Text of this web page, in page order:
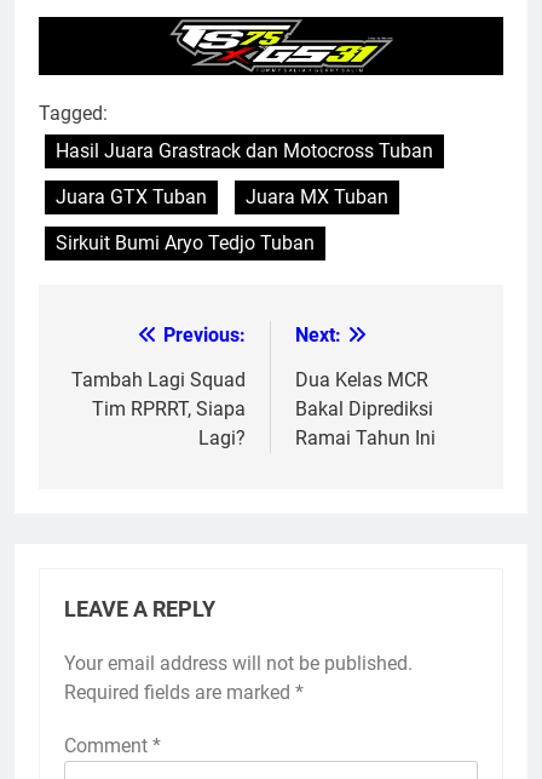
Tagged:
Hasil Juara Grastrack dan Motocross Tuban
Juara GTX Tuban
Juara MX Tuban
Sirkuit Bumi Aryo Tedjo Tuban
navigation
Previous:
Tambah Lagi Squad
Tim RPRRT, Siapa
Lagi?
Next:
Dua Kelas MCR
Bakal Diprediksi
Ramai Tahun Ini
LEAVE A REPLY
Your email address will not be published.
Required fields are marked *
Comment *